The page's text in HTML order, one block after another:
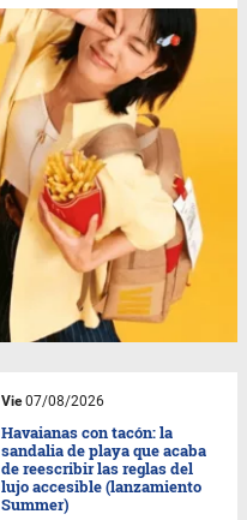
Vie07/08/2026
Havaianas con tacón: la
sandalia de playa que acaba
de reescribir las reglas del
lujo accesible (lanzamiento
Summer)